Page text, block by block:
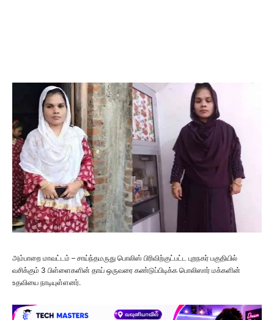
அம்பாறை மாவட்டம் – சாய்ந்தமருது பொலிஸ் பிரிவிற்குட்பட்ட புறநகர் பகுதியில்
வசிக்கும் 3 பிள்ளைகளின் தாய் ஒருவரை கண்டுப்பிடிக்க பொலிஸார் மக்களின்
உதவியை நாடியுள்ளனர்.